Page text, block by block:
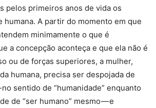
pelos primeiros anos de vida os
humana. A partir do momento em que
minimamente o que é
a concepção aconteça e que ela não é
ou de forças superiores, a mulher,
humana, precisa ser despojada de
sentido de “humanidade” enquanto
de “ser humano” mesmo — e